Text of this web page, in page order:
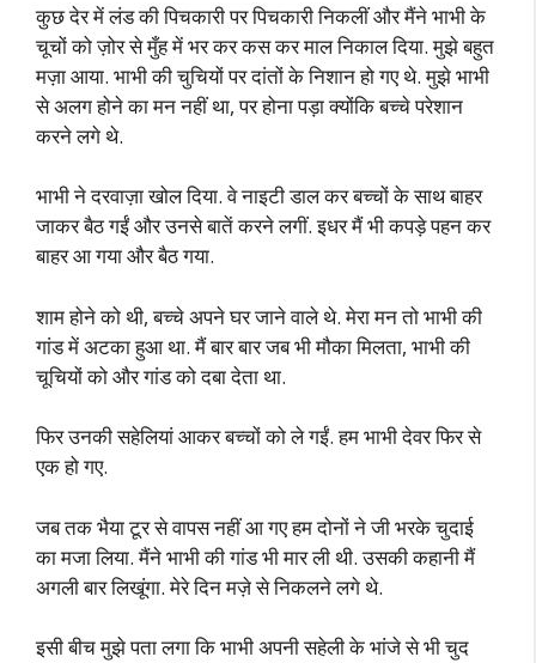
कुछ देर में लंड की पिचकारी पर पिचकारी निकलीं और मैंने भाभी के
चूचों को ज़ोर से मुँह में भर कर कस कर माल निकाल दिया. मुझे बहुत
मज़ा आया. भाभी की चुचियों पर दांतों के निशान हो गए थे. मुझे भाभी
से अलग होने का मन नहीं था, पर होना पड़ा क्योंकि बच्चे परेशान
करने लगे थे.
भाभी ने दरवाज़ा खोल दिया. वे नाइटी डाल कर बच्चों के साथ बाहर
जाकर बैठ गईं और उनसे बातें करने लगीं. इधर मैं भी कपड़े पहन कर
बाहर आ गया और बैठ गया.
शाम होने को थी, बच्चे अपने घर जाने वाले थे. मेरा मन तो भाभी की
गांड में अटका हुआ था. मैं बार बार जब भी मौका मिलता, भाभी की
चूचियों को और गांड को दबा देता था.
फिर उनकी सहेलियां आकर बच्चों को ले गईं. हम भाभी देवर फिर से
एक हो गए.
जब तक भैया टूर से वापस नहीं आ गए हम दोनों ने जी भरके चुदाई
का मजा लिया. मैंने भाभी की गांड भी मार ली थी. उसकी कहानी मैं
अगली बार लिखूंगा. मेरे दिन मज़े से निकलने लगे थे.
इसी बीच मुझे पता लगा कि भाभी अपनी सहेली के भांजे से भी चुद